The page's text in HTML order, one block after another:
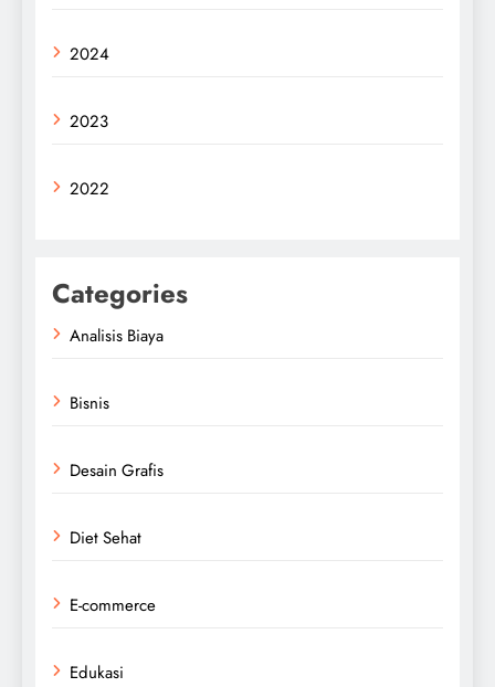
2024
2023
2022
Categories
Analisis Biaya
Bisnis
Desain Grafis
Diet Sehat
E-commerce
Edukasi